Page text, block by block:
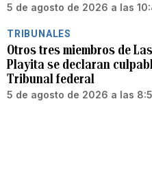
5 de agosto de 2026 a las
TRIBUNALES
Otros tres miembros de Las
Playita se declaran
Tribunal federal
5 de agosto de 2026 a las